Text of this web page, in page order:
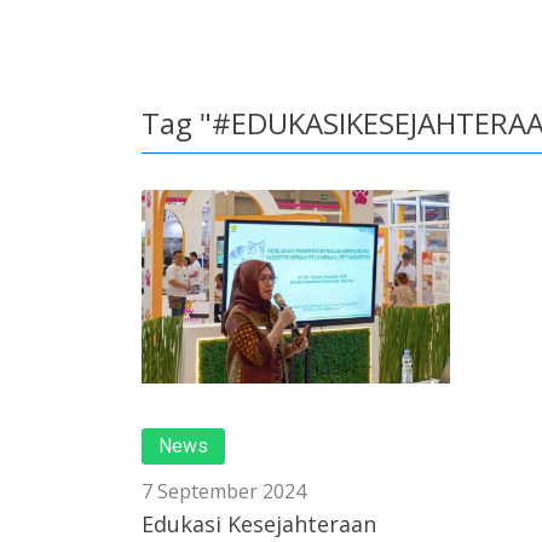
Tag
News
7 September 2024
Edukasi Kesejahteraan